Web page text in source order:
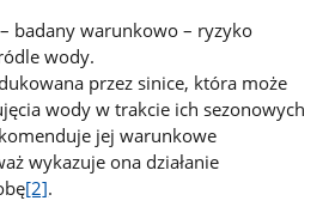
– badany warunkowo – ryzyko
wody.
przez sinice, która może
wody w trakcie ich sezonowych
jej warunkowe
wykazuje ona działanie
[2].